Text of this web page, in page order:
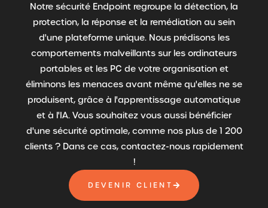
Notre sécurité Endpoint regroupe la détection, la
protection, la réponse et la remédiation au sein
d'une plateforme unique. Nous prédisons les
comportements malveillants sur les ordinateurs
portables et les PC de votre organisation et
éliminons les menaces avant même qu'elles ne se
produisent, grâce à l'apprentissage automatique
et à l'IA. Vous souhaitez vous aussi bénéficier
d'une sécurité optimale, comme nos plus de 1 200
clients ? Dans ce cas, contactez-nous rapidement
!
DEVENIR CLIENT